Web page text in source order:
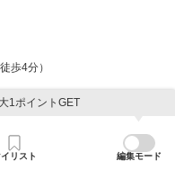
歩4分）
1ポイントGET
リスト 編集モード